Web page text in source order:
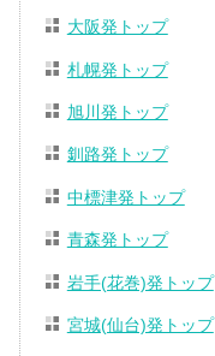
大阪発トップ
札幌発トップ
旭川発トップ
釧路発トップ
中標津発トップ
青森発トップ
岩手(花巻)発トップ
宮城(仙台)発トップ